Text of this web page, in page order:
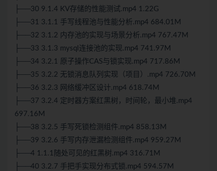
├──30 9.1.4 KV存储的性能测试.mp4 1.22G
├──31 3.1.1 手写线程池与性能分析.mp4 684.01M
├──32 3.1.2 内存池的实现与场景分析.mp4 767.47M
├──33 3.1.3 mysql连接池的实现.mp4 741.97M
├──34 3.2.1 原子操作CAS与锁实现.mp4 717.86M
├──35 3.2.2 无锁消息队列实现（项目）.mp4 726.70M
├──36 3.2.3 网络缓冲区设计.mp4 618.74M
├──37 3.2.4 定时器方案红黑树，时间轮，最小堆.mp4
697.16M
├──38 3.2.5 手写死锁检测组件.mp4 858.13M
├──39 3.2.6 手写内存泄漏检测组件.mp4 959.27M
├──4 1.1.1随处可见的红黑树.mp4 316.71M
├──40 3.2.7 手把手实现分布式锁.mp4 594.57M